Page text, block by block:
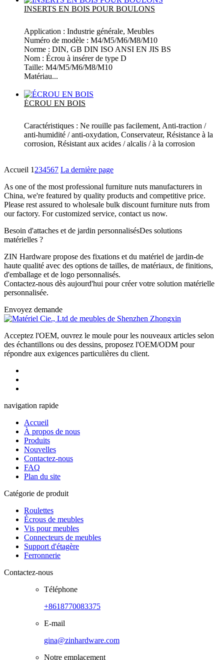
INSERTS EN BOIS POUR BOULONS
Application : Industrie générale, Meubles
Numéro de modèle : M4/M5/M6/M8/M10
Norme : DIN, GB DIN ISO ANSI EN JIS BS
Nom : Écrou à insérer de type D
Taille: M4/M5/M6/M8/M10
Matériau...
ÉCROU EN BOIS
Caractéristiques : Ne rouille pas facilement, Anti-traction /
anti-humidité / anti-oxydation, Conservateur, Résistance à la
corrosion, Résistant aux acides / alcalis / à la corrosion
Accueil 1 234567 La dernière page
As one of the most professional furniture nuts manufacturers in
China, we're featured by quality products and competitive price.
Please rest assured to wholesale bulk discount furniture nuts from
our factory. For customized service, contact us now.
Besoin d'attaches et de jardin personnalisésDes solutions
matérielles ?
ZIN Hardware propose des fixations et du matériel de jardin-de
haute qualité avec des options de tailles, de matériaux, de finitions,
d'emballage et de logo personnalisés.
Contactez-nous dès aujourd'hui pour créer votre solution matérielle
personnalisée.
Envoyez demande
Acceptez l'OEM, ouvrez le moule pour les nouveaux articles selon
des échantillons ou des dessins, proposez l'OEM/ODM pour
répondre aux exigences particulières du client.
navigation rapide
Accueil
À propos de nous
Produits
Nouvelles
Contactez-nous
FAQ
Plan du site
Catégorie de produit
Roulettes
Écrous de meubles
Vis pour meubles
Connecteurs de meubles
Support d'étagère
Ferronnerie
Contactez-nous
Téléphone
+8618770083375
E-mail
gina@zinhardware.com
Notre emplacement